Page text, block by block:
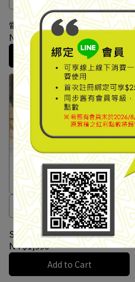
【Ledlenser】HF6R Core 充
電式數位調焦頭燈 白色
#502797
NT$2,490
Add to Cart
入門旗艦款
【Ledlenser】HF4R
Signature 充電式專業頭燈 沙
色 #502884
NT$1,990
Add to Cart